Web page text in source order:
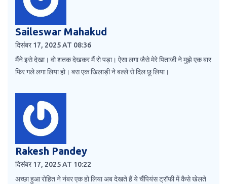
Saileswar Mahakud
दिसंबर 17, 2025 AT 08:36
मैंने इसे देखा। वो शतक देखकर मैं रो पड़ा। ऐसा लगा जैसे मेरे पिताजी ने मुझे एक बार
फिर गले लगा लिया हो। बस एक खिलाड़ी ने बल्ले से दिल छू लिया।
Rakesh Pandey
दिसंबर 17, 2025 AT 10:22
अच्छा हुआ रोहित ने नंबर एक हो लिया अब देखते हैं ये चैंपियंस ट्रॉफी में कैसे खेलते